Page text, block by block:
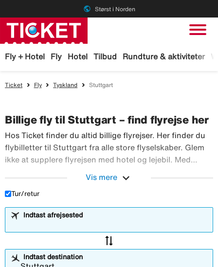
public Størst i Norden
Fly + Hotel Fly Hotel Tilbud Rundture & aktiviteter
Ticket Fly Tyskland Stuttgart
Billige fly til Stuttgart – find flyrejse her
Hos Ticket finder du altid billige flyrejser. Her finder du
flybilletter til Stuttgart fra alle store flyselskaber. Glem
ikke at supplere flyrejsen med hotel og lejebil. Med
Vis mere expand_more
Tur/retur
Indtast afrejsested
sync_alt
Indtast destination